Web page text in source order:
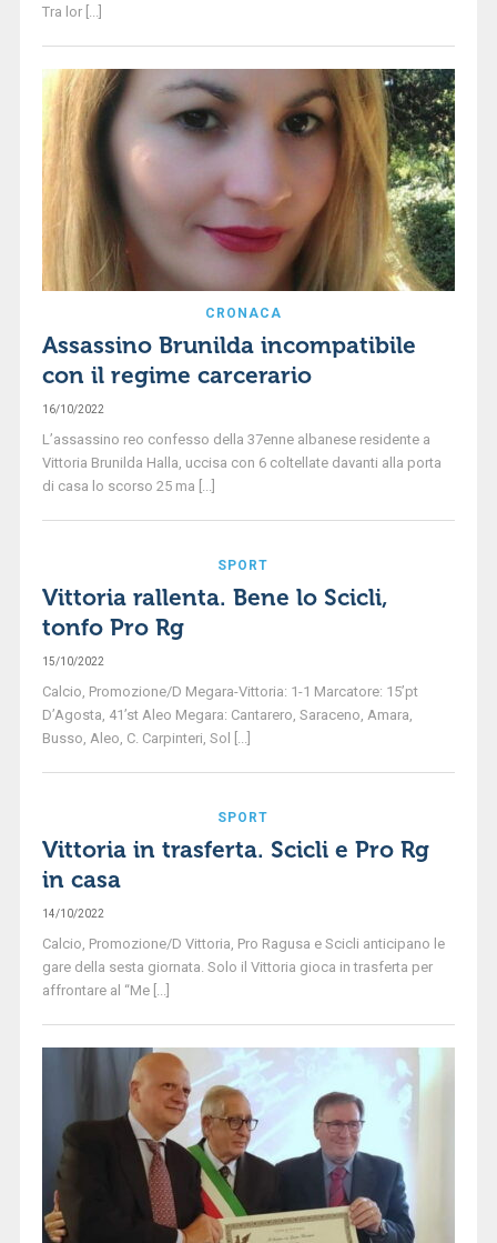
Tra lor [...]
CRONACA
Assassino Brunilda incompatibile
con il regime carcerario
16/10/2022
L’assassino reo confesso della 37enne albanese residente a
Vittoria Brunilda Halla, uccisa con 6 coltellate davanti alla porta
di casa lo scorso 25 ma [...]
SPORT
Vittoria rallenta. Bene lo Scicli,
tonfo Pro Rg
15/10/2022
Calcio, Promozione/D Megara-Vittoria: 1-1 Marcatore: 15’pt
D’Agosta, 41’st Aleo Megara: Cantarero, Saraceno, Amara,
Busso, Aleo, C. Carpinteri, Sol [...]
SPORT
Vittoria in trasferta. Scicli e Pro Rg
in casa
14/10/2022
Calcio, Promozione/D Vittoria, Pro Ragusa e Scicli anticipano le
gare della sesta giornata. Solo il Vittoria gioca in trasferta per
affrontare al “Me [...]